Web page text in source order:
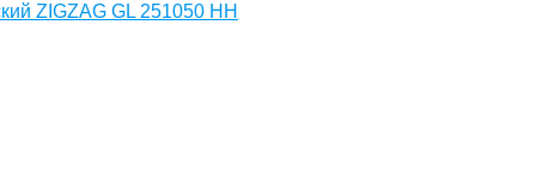
ZIGZAG GL 251050 HH